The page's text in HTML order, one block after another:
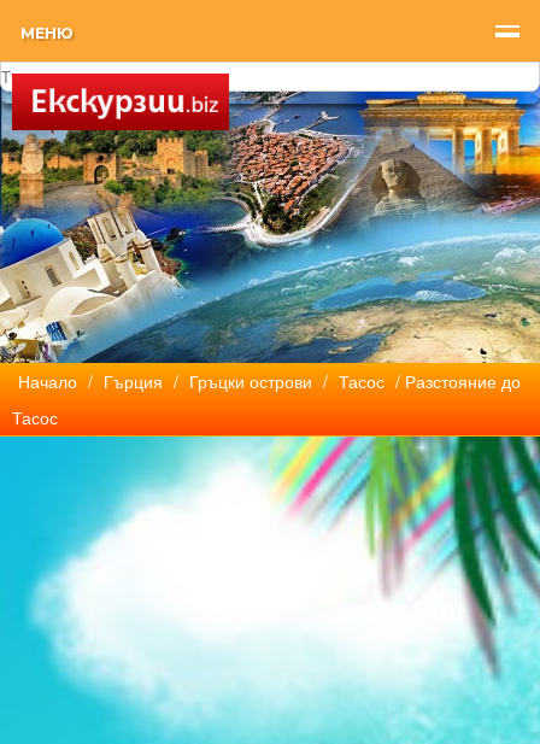
МЕНЮ
Начало / Гърция / Гръцки острови / Тасос / Разстояние до
Тасос